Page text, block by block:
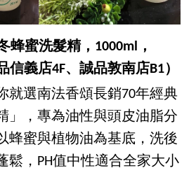
蜂蜜洗髮精，1000ml，
信義店4F、誠品敦南店B1）
就選南法香頌長銷70年經典
」，專為油性與頭皮油脂分
蜂蜜與植物油為基底，洗後
鬆，PH值中性適合全家大小